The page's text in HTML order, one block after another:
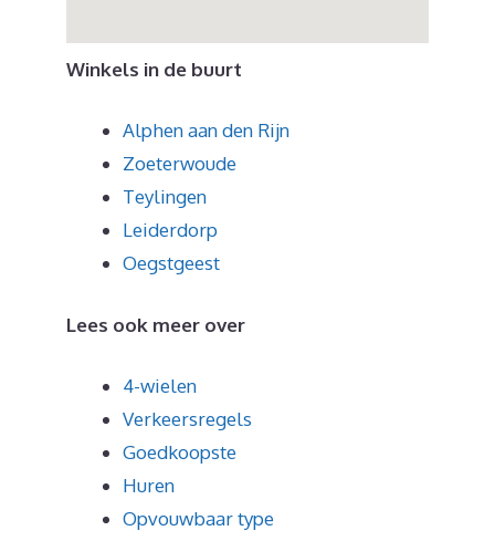
Winkels in de buurt
Alphen aan den Rijn
Zoeterwoude
Teylingen
Leiderdorp
Oegstgeest
Lees ook meer over
4-wielen
Verkeersregels
Goedkoopste
Huren
Opvouwbaar type